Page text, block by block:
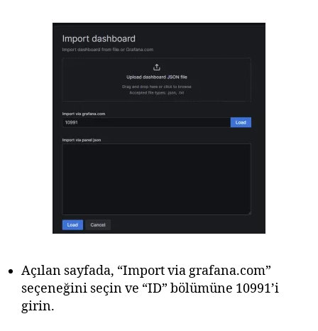
Açılan sayfada, “Import via grafana.com”
seçeneğini seçin ve “ID” bölümüne 10991’i
girin.